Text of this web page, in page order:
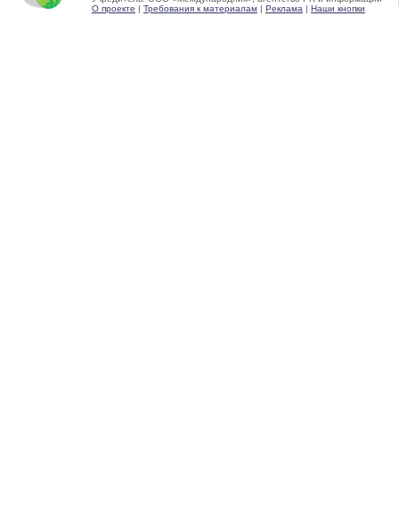
О проекте | Требования к материалам | Реклама | Наши кнопки